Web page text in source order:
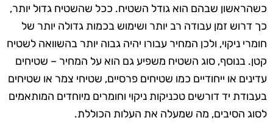
כשהראשון שבהם הוא גודל השטיח. ככל שהשטיח גדול יותר,
כך דרוש זמן עבודה רב יותר ושימוש בכמות גדולה יותר של
חומרי ניקוי, ולכן המחיר עבורו יהיה גבוה יותר בהשוואה לשטיח
קטן. בנוסף, סוג השטיח משפיע גם הוא על המחיר – שטיחים
עדינים או ייחודיים כמו שטיחים פרסיים, שטיחי צמר או שטיחים
בעבודת יד דורשים טכניקות ניקוי וחומרים מיוחדים המותאמים
לסוג הסיבים, מה שמעלה את העלות הכוללת.